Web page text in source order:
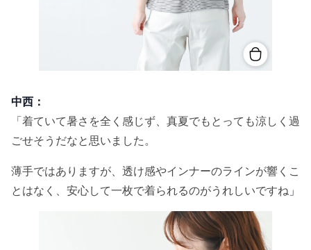
中西：
「着ていて暑さを全く感じず、真夏でもとっても涼しく過
ごせそうだなと思いました。
薄手ではありますが、透け感やインナーのラインが響くこ
とはなく、安心して一枚で着られるのがうれしいですね 」